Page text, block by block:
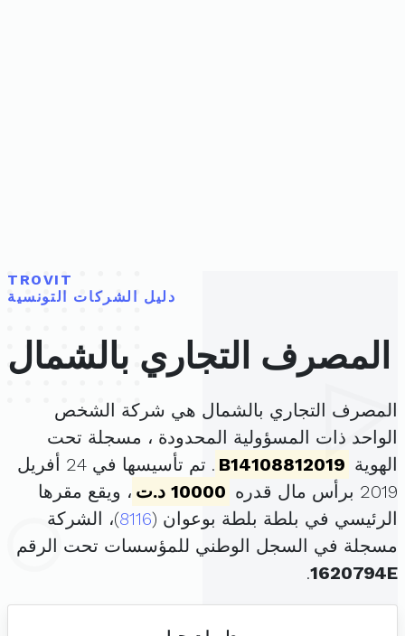
TROVIT
دليل الشركات التونسية
المصرف التجاري بالشمال
المصرف التجاري بالشمال هي شركة الشخص
الواحد ذات المسؤولية المحدودة ، مسجلة تحت
الهوية B14108812019
. تم تأسيسها في 24 أفريل
2019 برأس مال قدره
10000 د.ت
، ويقع مقرها
الرئيسي في بلطة بلطة بوعوان (8116)، الشركة
مسجلة في السجل الوطني للمؤسسات تحت الرقم
1620794E
.